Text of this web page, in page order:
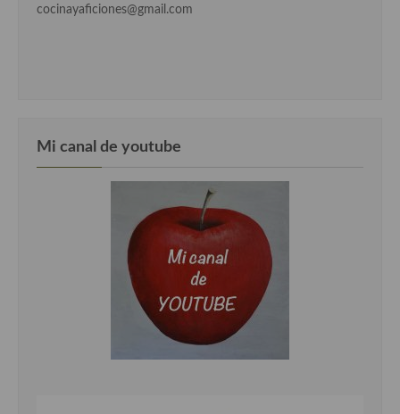
Cocina de la Republica Checa
cocinayaficiones@gmail.com
Mi canal de youtube